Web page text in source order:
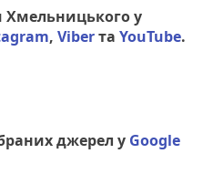
Хмельницького у
, Viberта YouTube.
джерел у Google